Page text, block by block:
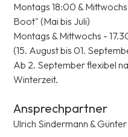
Montags 18:00 &
Boot" (Mai bis Juli)
Montags & Mittwochs -
(15. August bis 01.
Ab 2. September flexibel
Winterzeit.
Ansprechpartner
Ulrich Sindermann &